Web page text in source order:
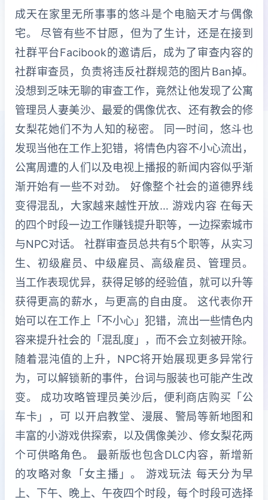
成天在家里无所事事的悠斗是个电脑天才与偶像
宅。 尽管有些不甘愿，但为了生计，还是在接到
社群平台Facibook的邀请后，成为了审查内容的
社群审查员，负责将违反社群规范的图片Ban掉。
没想到乏味无聊的审查工作，竟然让他发现了公寓
管理员人妻美沙、最爱的偶像优衣、还有教会的修
女梨花她们不为人知的秘密。 同一时间，悠斗也
发现当他在工作上犯错，将情色内容不小心流出，
公寓周遭的人们以及电视上播报的新闻内容似乎渐
渐开始有一些不对劲。 好像整个社会的道德界线
变得混乱，大家越来越性开放… 游戏内容 在每天
的四个时段一边工作赚钱提升职等，一边探索城市
与NPC对话。 社群审查员总共有5个职等，从实习
生、初级雇员、中级雇员、高级雇员、管理员。
当工作表现优异，获得足够的经验值，就可以升等
获得更高的薪水，与更高的自由度。 这代表你开
始可以在工作上「不小心」犯错，流出一些情色内
容来提升社会的「混乱度」，而不会立刻被开除。
随着混沌值的上升，NPC将开始展现更多异常行
为，可以解锁新的事件，台词与服装也可能产生改
变。 成功攻略管理员美沙后，便利商店购买「公
车卡」，可 以开启教堂、漫展、警局等新地图和
丰富的小游戏供探索，以及偶像美沙、修女梨花两
个可供略角色。 最新版也包含DLC内容，新增新
的攻略对象「女主播」。 游戏玩法 每天分为早
上、下午、晚上、午夜四个时段，每个时段可选择